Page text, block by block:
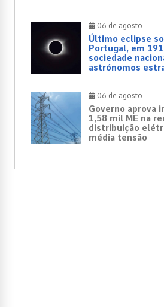
06 de agosto
Último eclipse
Portugal, em
sociedade
astrónomos
06 de agosto
Governo aprova
1,58 mil ME na
distribuição
média tensão